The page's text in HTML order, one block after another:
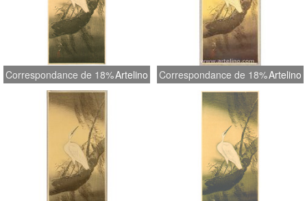
Correspondance de 18%Artelino Correspondance de 18%Artelino